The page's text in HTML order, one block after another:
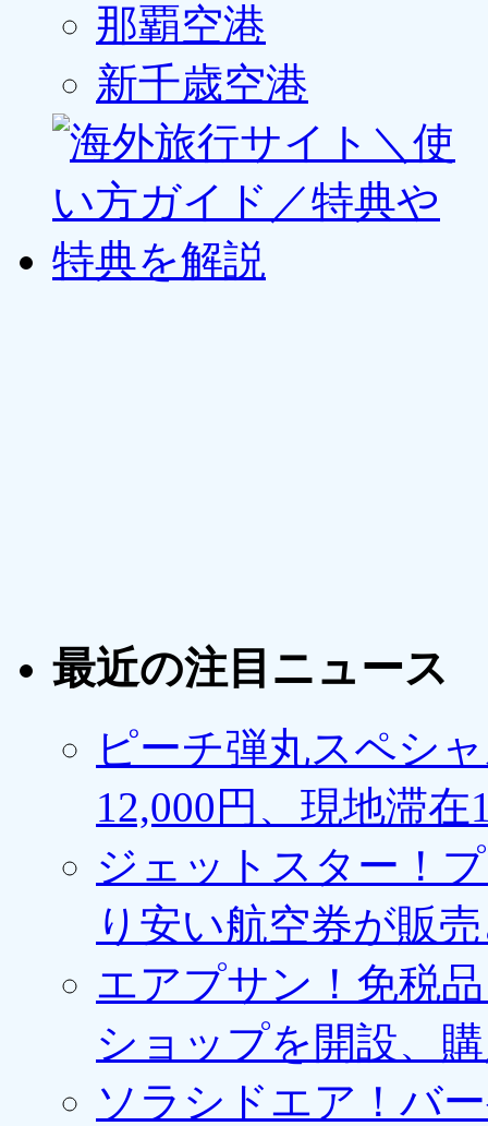
那覇空港
新千歳空港
最近の注目ニュース
ピーチ弾丸スペシ
12,000円、現地滞
ジェットスター！
り安い航空券が販
エアプサン！免税
ショップを開設、
ソラシドエア！バ